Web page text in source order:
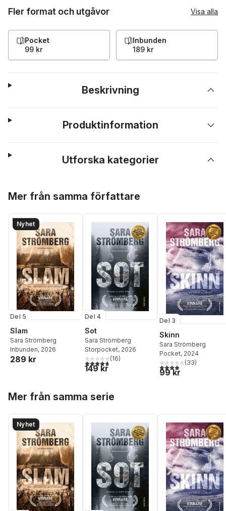
Fler format och utgåvor Visa alla
Pocket
99 kr
Inbunden
189 kr
Beskrivning
Produktinformation
Utforska kategorier
Mer från samma författare
Nyhet
Del 5
Slam
Sara Strömberg
Inbunden, 2026
289 kr
Del 4
Sot
Sara Strömberg
Storpocket, 2026
4,7utav 5 stjärnor. Totalt antal röster:
(16)
149 kr
Del 3
Skinn
Sara Strömberg
Pocket, 2024
3,9utav 5 stjärnor.
(33)
99 kr
Mer från samma serie
Nyhet